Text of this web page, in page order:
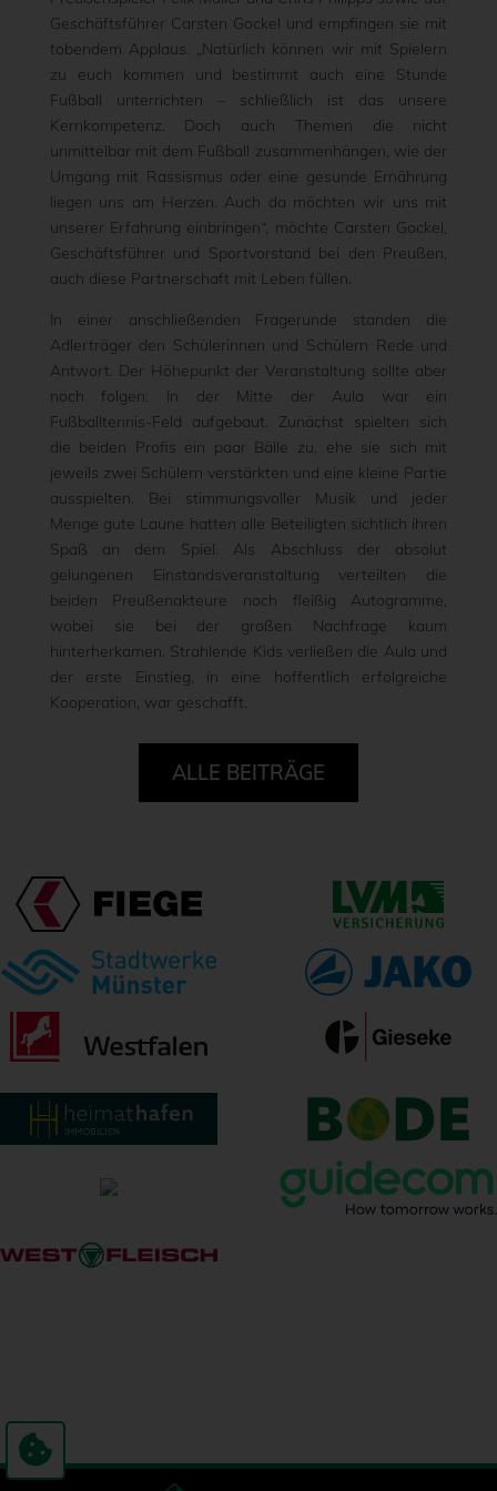
Geschäftsführer Carsten Gockel und empfingen sie mit
tobendem Applaus. „Natürlich können wir mit Spielern
zu euch kommen und bestimmt auch eine Stunde
Fußball unterrichten – schließlich ist das unsere
Kernkompetenz. Doch auch Themen die nicht
unmittelbar mit dem Fußball zusammenhängen, wie der
Umgang mit Rassismus oder eine gesunde Ernährung
liegen uns am Herzen. Auch da möchten wir uns mit
unserer Erfahrung einbringen“, möchte Carsten Gockel,
Geschäftsführer und Sportvorstand bei den Preußen,
auch diese Partnerschaft mit Leben füllen.
In einer anschließenden Fragerunde standen die
Adlerträger den Schülerinnen und Schülern Rede und
Antwort. Der Höhepunkt der Veranstaltung sollte aber
noch folgen: In der Mitte der Aula war ein
Fußballtennis-Feld aufgebaut. Zunächst spielten sich
die beiden Profis ein paar Bälle zu, ehe sie sich mit
jeweils zwei Schülern verstärkten und eine kleine Partie
ausspielten. Bei stimmungsvoller Musik und jeder
Menge gute Laune hatten alle Beteiligten sichtlich ihren
Spaß an dem Spiel. Als Abschluss der absolut
gelungenen Einstandsveranstaltung verteilten die
beiden Preußenakteure noch fleißig Autogramme,
wobei sie bei der großen Nachfrage kaum
hinterherkamen. Strahlende Kids verließen die Aula und
der erste Einstieg, in eine hoffentlich erfolgreiche
Kooperation, war geschafft.
ALLE BEITRÄGE